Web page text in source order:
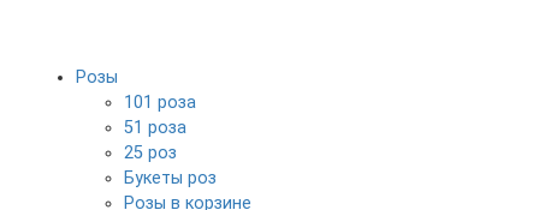
Розы
101 роза
51 роза
25 роз
Букеты роз
Розы в корзине